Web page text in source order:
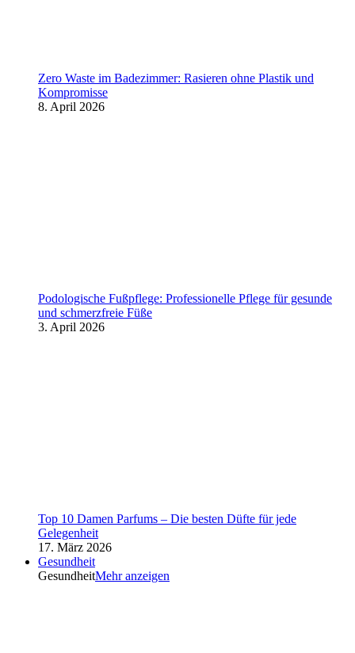
Zero Waste im Badezimmer: Rasieren ohne Plastik und
Kompromisse
8. April 2026
Podologische Fußpflege: Professionelle Pflege für gesunde
und schmerzfreie Füße
3. April 2026
Top 10 Damen Parfums – Die besten Düfte für jede
Gelegenheit
17. März 2026
Gesundheit
GesundheitMehr anzeigen